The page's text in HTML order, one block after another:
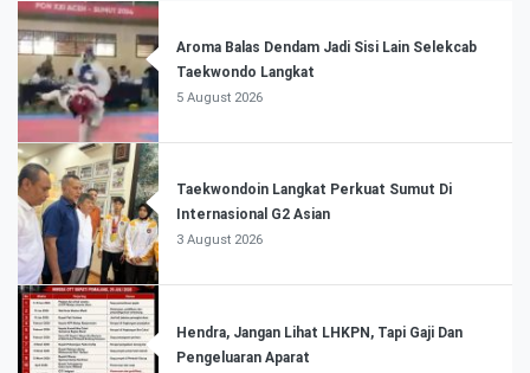
Aroma Balas Dendam Jadi Sisi Lain Selekcab
Taekwondo Langkat
5 August 2026
Taekwondoin Langkat Perkuat Sumut Di
Internasional G2 Asian
3 August 2026
Hendra, Jangan Lihat LHKPN, Tapi Gaji Dan
Pengeluaran Aparat